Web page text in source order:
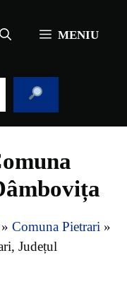
MENIU
» Comuna Pietrari »
Județul